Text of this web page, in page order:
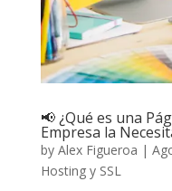
📢 ¿Qué es una
Empresa la
by Alex Figueroa |
Hosting y SSL